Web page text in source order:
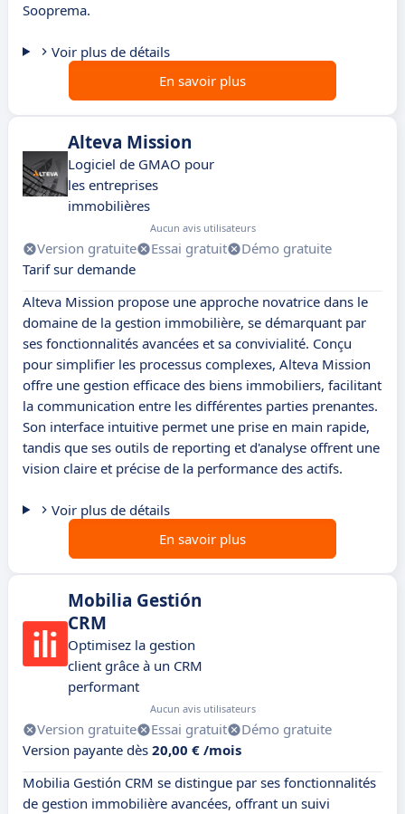
Sooprema.
Voir plus de détails
En savoir plus
Alteva Mission
Logiciel de GMAO pour
les entreprises
immobilières
Aucun avis utilisateurs
Version gratuite Essai gratuit
Démo gratuite
Tarif sur demande
Alteva Mission propose une approche novatrice dans le
domaine de la gestion immobilière, se démarquant par
ses fonctionnalités avancées et sa convivialité. Conçu
pour simplifier les processus complexes, Alteva Mission
offre une gestion efficace des biens immobiliers, facilitant
la communication entre les différentes parties prenantes.
Son interface intuitive permet une prise en main rapide,
tandis que ses outils de reporting et d'analyse offrent une
vision claire et précise de la performance des actifs.
Voir plus de détails
En savoir plus
Mobilia Gestión
CRM
Optimisez la gestion
client grâce à un CRM
performant
Aucun avis utilisateurs
Version gratuite Essai gratuit
Démo gratuite
Version payante dès 20,00 € /mois
Mobilia Gestión CRM se distingue par ses fonctionnalités
de gestion immobilière avancées, offrant un suivi